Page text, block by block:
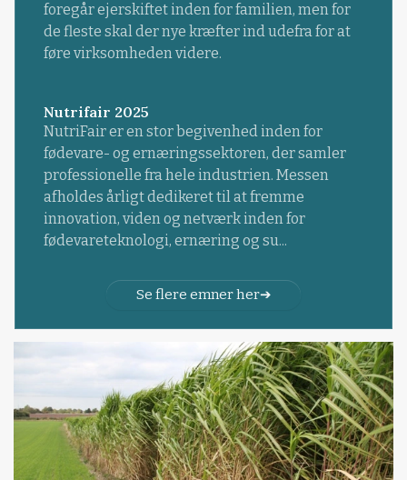
foregår ejerskiftet inden for familien, men for
de fleste skal der nye kræfter ind udefra for at
føre virksomheden videre.
Nutrifair 2025
NutriFair er en stor begivenhed inden for
fødevare- og ernæringssektoren, der samler
professionelle fra hele industrien. Messen
afholdes årligt dedikeret til at fremme
innovation, viden og netværk inden for
fødevareteknologi, ernæring og su...
Se flere emner her